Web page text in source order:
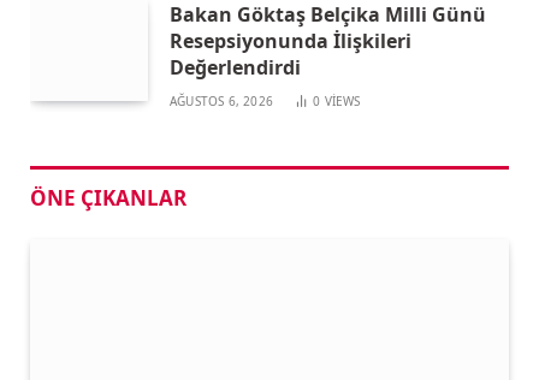
Bakan Göktaş Belçika Milli Günü
Resepsiyonunda İlişkileri
Değerlendirdi
AĞUSTOS 6, 2026 0 VIEWS
ÖNE ÇIKANLAR